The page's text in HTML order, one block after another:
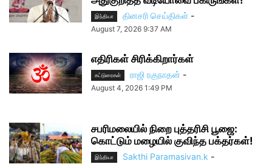
இந்தியா தினசரி செய்திகள் -
August 7, 2026 9:37 AM
எதிரிகள் சிரிக்கிறார்கள்
கட்டுரைகள் ராஜி ரகுநாதன் -
August 4, 2026 1:49 PM
சபரிமலையில் நிறை புத்தரிசி பூஜை:
கொட்டும் மழையில் குவிந்த பக்தர்கள்!
இந்தியா Sakthi Paramasivan.k -